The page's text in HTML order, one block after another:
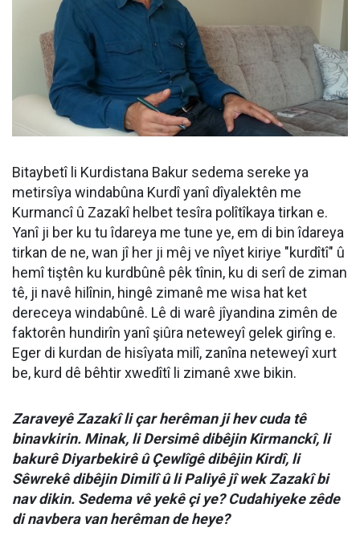
Bitaybetî li Kurdistana Bakur sedema sereke ya
metirsîya windabûna Kurdî yanî dîyalektên me
Kurmancî û Zazakî helbet tesîra polîtîkaya tirkan e.
Yanî ji ber ku tu îdareya me tune ye, em di bin îdareya
tirkan de ne, wan jî her ji mêj ve nîyet kiriye "kurdîtî" û
hemî tiştên ku kurdbûnê pêk tînin, ku di serî de ziman
tê, ji navê hilînin, hingê zimanê me wisa hat ket
dereceya windabûnê. Lê di warê jîyandina zimên de
faktorên hundirîn yanî şiûra neteweyî gelek girîng e.
Eger di kurdan de hisîyata milî, zanîna neteweyî xurt
be, kurd dê bêhtir xwedîtî li zimanê xwe bikin.
Zaraveyê Zazakî li çar herêman ji hev cuda tê
binavkirin. Minak, li Dersimê dibêjin Kirmanckî, li
bakurê Diyarbekirê û Çewlîgê dibêjin Kirdî, li
Sêwrekê dibêjin Dimilî û li Paliyê jî wek Zazakî bi
nav dikin. Sedema vê yekê çi ye? Cudahiyeke zêde
di navbera van herêman de heye?